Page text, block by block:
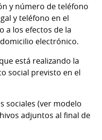
y número de teléfono
y teléfono en el
a los efectos de la
electrónico.
está realizando la
social previsto en el
sociales (ver modelo
adjuntos al final de